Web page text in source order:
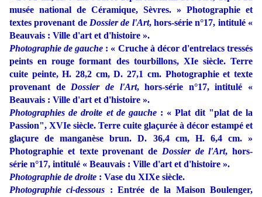
musée national de Céramique, Sèvres. » Photographie et
textes provenant de Dossier de l'Art, hors-série n°17, intitulé «
Beauvais : Ville d'art et d'histoire ».
Photographie de gauche : « Cruche à décor d'entrelacs tressés
peints en rouge formant des tourbillons, XIe siècle. Terre
cuite peinte, H. 28,2 cm, D. 27,1 cm. Photographie et texte
provenant de Dossier de l'Art, hors-série n°17, intitulé «
Beauvais : Ville d'art et d'histoire ».
Photographies de droite et de gauche: « Plat dit "plat de la
Passion", XVIe siècle. Terre cuite glaçurée à décor estampé et
glaçure de manganèse brun. D. 36,4 cm, H. 6,4 cm. »
Photographie et texte provenant de Dossier de l'Art, hors-
série n°17, intitulé « Beauvais : Ville d'art et d'histoire ».
Photographie de droite : Vase du XIXe siècle.
Photographie ci-dessous : Entrée de la Maison Boulenger,